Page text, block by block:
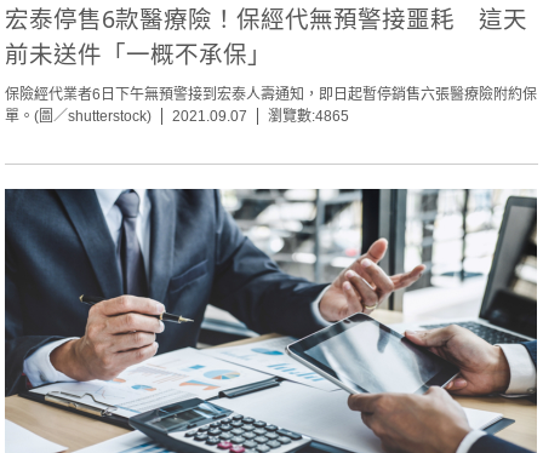
宏泰停售6款醫療險！保經代無預警接噩耗 這天
前未送件「一概不承保」
保險經代業者6日下午無預警接到宏泰人壽通知，即日起暫停銷售六張醫療險附約保
單。(圖／shutterstock)
2021.09.07 瀏覽數:4865